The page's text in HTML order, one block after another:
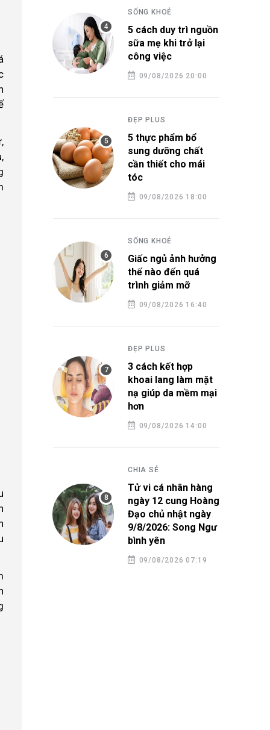
SỐNG KHOẺ
5 cách duy trì nguồn
sữa mẹ khi trở lại
công việc
09/08/2026 20:00
ĐẸP PLUS
5 thực phẩm bổ
sung dưỡng chất
cần thiết cho mái
tóc
09/08/2026 18:00
SỐNG KHOẺ
Giấc ngủ ảnh hưởng
thế nào đến quá
trình giảm mỡ
09/08/2026 16:40
ĐẸP PLUS
3 cách kết hợp
khoai lang làm mặt
nạ giúp da mềm mại
hơn
09/08/2026 14:00
CHIA SẺ
Tử vi cá nhân hàng
ngày 12 cung Hoàng
Đạo chủ nhật ngày
9/8/2026: Song Ngư
bình yên
09/08/2026 07:19